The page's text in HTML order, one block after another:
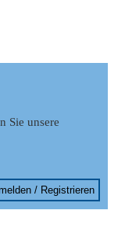
Sie unsere
/ Registrieren